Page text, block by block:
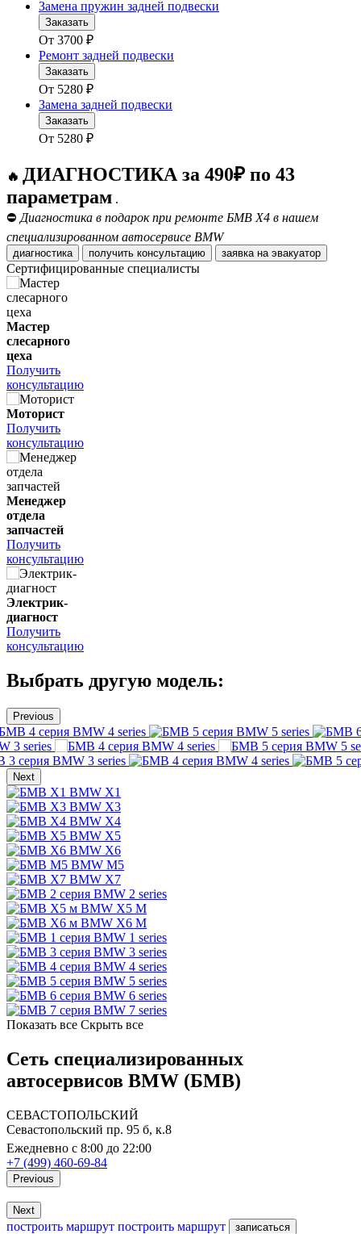
Замена пружин задней подвески
Заказать
От 3700 ₽
Ремонт задней подвески
Заказать
От 5280 ₽
Замена задней подвески
Заказать
От 5280 ₽
🔥 ДИАГНОСТИКА за 490₽ по 43
параметрам .
⛔ Диагностика в подарок при ремонте БМВ Х4 в нашем
специализированном автосервисе BMW
диагностика получить консультацию заявка на эвакуатор
Сертифицированные специалисты
Мастер
слесарного
цеха
Получить
консультацию
Моторист
Получить
консультацию
Менеджер
отдела
запчастей
Получить
консультацию
Электрик-
диагност
Получить
консультацию
Выбрать другую модель:
Previous
BMW 4 series
BMW 5 series
3 series
BMW 4 series
BMW 5
BMW 3 series
BMW 4 series
Next
BMW X1
BMW X3
BMW X4
BMW X5
BMW X6
BMW M5
BMW X7
BMW 2 series
BMW X5 M
BMW X6 M
BMW 1 series
BMW 3 series
BMW 4 series
BMW 5 series
BMW 6 series
BMW 7 series
Показать все Скрыть все
Сеть специализированных
автосервисов BMW (БМВ)
СЕВАСТОПОЛЬСКИЙ
Севастопольский пр. 95 б, к.8
Ежедневно с 8:00 до 22:00
+7 (499) 460-69-84
Previous
Next
построить маршрут построить маршрут записаться